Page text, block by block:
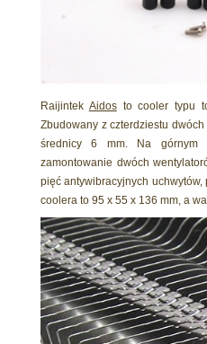
Raijintek Aidosto cooler typu
Zbudowany z czterdziestu
średnicy 6 mm. Na górnym
zamontowanie dwóch
pięć antywibracyjnych
coolera to 95 x 55 x 136 mm, a